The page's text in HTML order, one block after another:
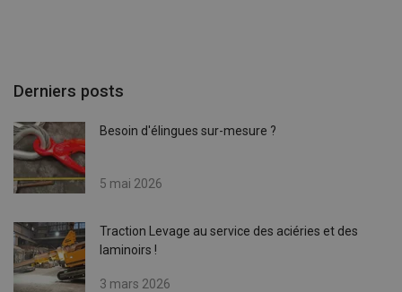
Derniers posts
Besoin d'élingues sur-mesure ?
5 mai 2026
Traction Levage au service des aciéries et des
laminoirs !
3 mars 2026